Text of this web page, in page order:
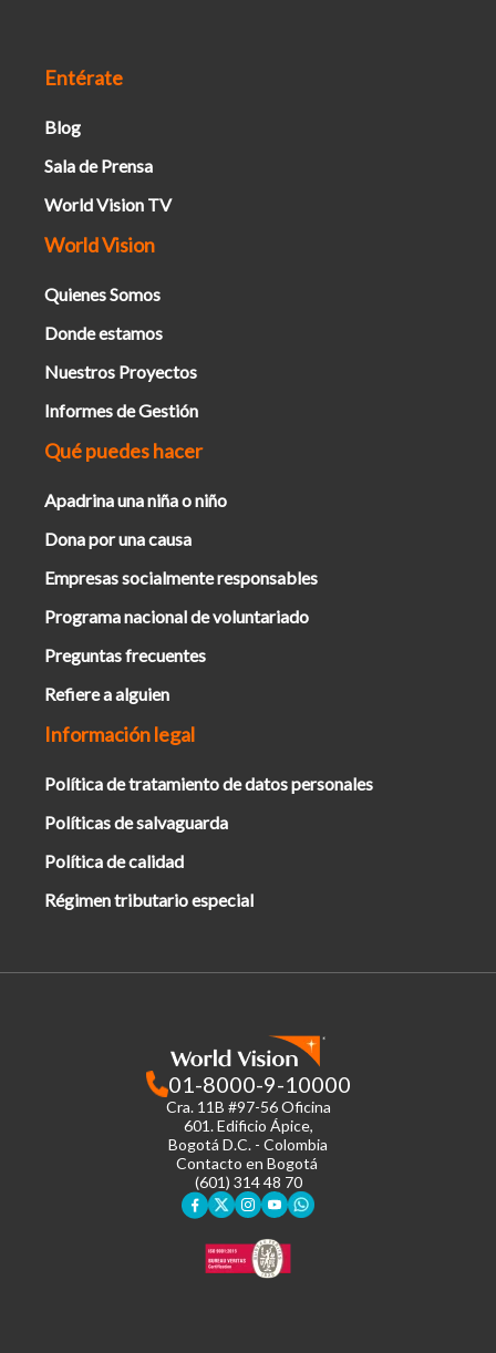
Entérate
Blog
Sala de Prensa
World Vision TV
World Vision
Quienes Somos
Donde estamos
Nuestros Proyectos
Informes de Gestión
Qué puedes hacer
Apadrina una niña o niño
Dona por una causa
Empresas socialmente responsables
Programa nacional de voluntariado
Preguntas frecuentes
Refiere a alguien
Información legal
Política de tratamiento de datos personales
Políticas de salvaguarda
Política de calidad
Régimen tributario especial
01-8000-9-10000
Cra. 11B #97-56 Oficina
601.Edificio Ápice,
Bogotá D.C. - Colombia
Contacto en Bogotá
(601) 314 48 70